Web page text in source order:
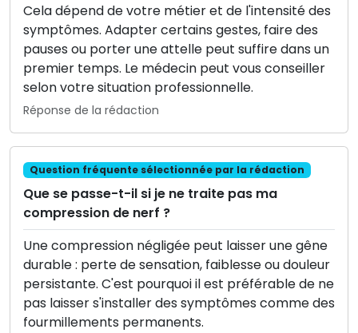
Cela dépend de votre métier et de l'intensité des
symptômes. Adapter certains gestes, faire des
pauses ou porter une attelle peut suffire dans un
premier temps. Le médecin peut vous conseiller
selon votre situation professionnelle.
Réponse de la rédaction
Question fréquente sélectionnée par la rédaction
Que se passe-t-il si je ne traite pas ma
compression de nerf ?
Une compression négligée peut laisser une gêne
durable : perte de sensation, faiblesse ou douleur
persistante. C'est pourquoi il est préférable de ne
pas laisser s'installer des symptômes comme des
fourmillements permanents.